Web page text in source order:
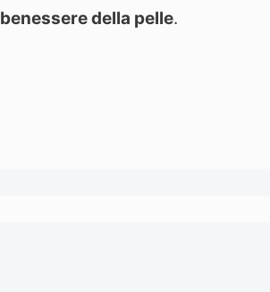
benessere della pelle.